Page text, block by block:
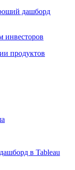
дашборд
инвесторов
продуктов
в Tableau